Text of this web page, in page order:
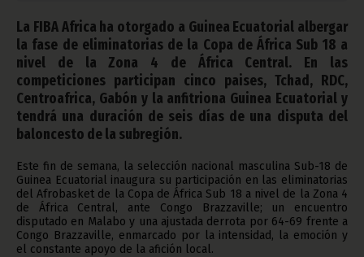
La FIBA Africa ha otorgado a Guinea Ecuatorial albergar
la fase de eliminatorias de la Copa de África Sub 18 a
nivel de la Zona 4 de África Central. En las
competiciones participan cinco paises, Tchad, RDC,
Centroafrica, Gabón y la anfitriona Guinea Ecuatorial y
tendrá una duración de seis días de una disputa del
baloncesto de la subregión.
Este fin de semana, la selección nacional masculina Sub-18 de
Guinea Ecuatorial inaugura su participación en las eliminatorias
del Afrobasket de la Copa de África Sub 18 a nivel de la Zona 4
de África Central, ante Congo Brazzaville; un encuentro
disputado en Malabo y una ajustada derrota por 64-69 frente a
Congo Brazzaville, enmarcado por la intensidad, la emoción y
el constante apoyo de la afición local.